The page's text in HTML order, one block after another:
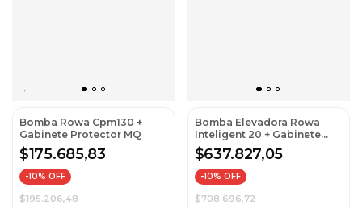
Bomba Rowa Cpm130 +
Gabinete Protector MQ
$175.685,83
-10% OFF
$195.206,48
Bomba Elevadora Rowa
Inteligent 20 + Gabinete
Protector MQ Sfl-V +
Soporte MQ
$637.827,05
-10% OFF
$708.696,72